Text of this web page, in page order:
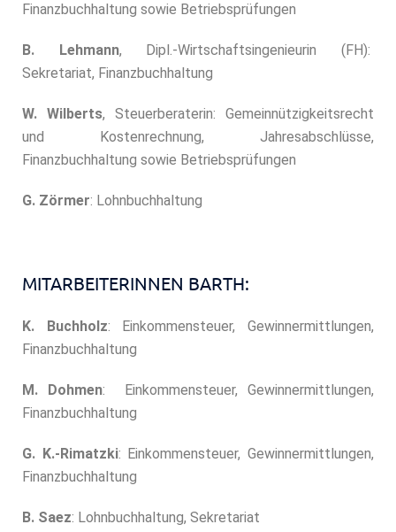
Finanzbuchhaltung sowie Betriebsprüfungen
B. Lehmann, Dipl.-Wirtschaftsingenieurin (FH):
Sekretariat, Finanzbuchhaltung
W. Wilberts, Steuerberaterin: Gemeinnützigkeitsrecht
und Kostenrechnung, Jahresabschlüsse,
Finanzbuchhaltung sowie Betriebsprüfungen
G. Zörmer: Lohnbuchhaltung
MITARBEITERINNEN BARTH:
K. Buchholz: Einkommensteuer, Gewinnermittlungen,
Finanzbuchhaltung
M. Dohmen: Einkommensteuer, Gewinnermittlungen,
Finanzbuchhaltung
G. K.-Rimatzki: Einkommensteuer, Gewinnermittlungen,
Finanzbuchhaltung
B. Saez: Lohnbuchhaltung, Sekretariat